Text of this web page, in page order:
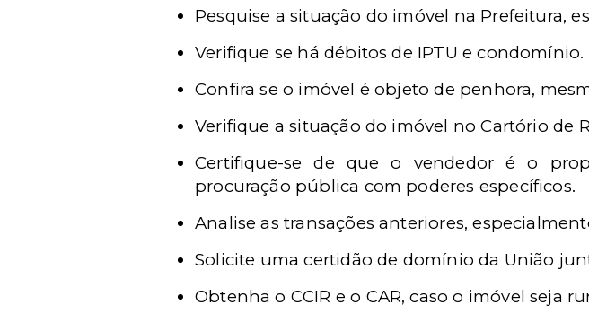
Pesquise a situação do imóvel na Prefeitura,
Verifique se há débitos de IPTU e condomínio.
Confira se o imóvel é objeto de penhora,
Verifique a situação do imóvel no Cartório de
Certifique-se de que o vendedor é o
procuração pública com poderes específicos.
Analise as transações anteriores,
Solicite uma certidão de domínio da União
Obtenha o CCIR e o CAR, caso o imóvel seja